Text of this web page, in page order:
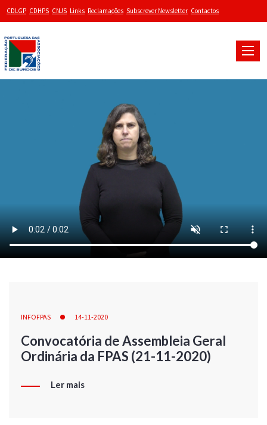
CDLGP CDHPS CNJS Links Reclamações Subscrever Newsletter Contactos
Toggle
INFOFPAS 14-11-2020
Convocatória de Assembleia Geral
Ordinária da FPAS (21-11-2020)
Ler mais